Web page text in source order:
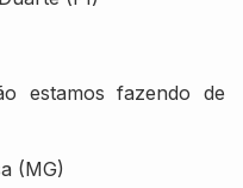
estamos fazendo de
(MG)